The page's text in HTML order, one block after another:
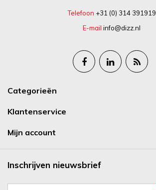
Telefoon +31 (0) 314 391919
E-mail info@dizz.nl
Categorieën
Klantenservice
Mijn account
Inschrijven nieuwsbrief